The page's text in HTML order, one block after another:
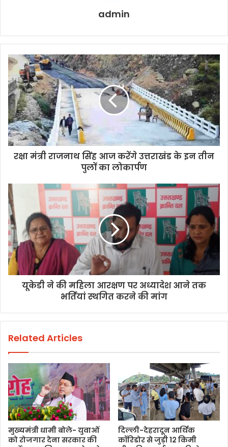
admin
रक्षा मंत्री राजनाथ सिंह आज करेंगे उत्तराखंड के इन तीन
पुलों का लोकार्पण
यूकेडी ने की महिला आरक्षण पर अध्यादेश आने तक
भर्तियां स्थगित करने की मांग
Related Articles
मुख्यमंत्री धामी बोले- युवाओं
को रोजगार देना सरकार की
दिल्ली-देहरादून आर्थिक
कॉरिडोर से जुड़ी 12 किमी